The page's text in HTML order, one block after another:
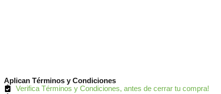
Aplican Términos y Condiciones
Verifica Términos y Condiciones, antes de cerrar tu compra!